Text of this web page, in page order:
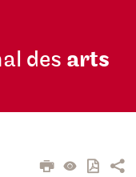
des arts